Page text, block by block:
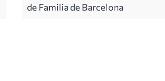
de Familia de Barcelona